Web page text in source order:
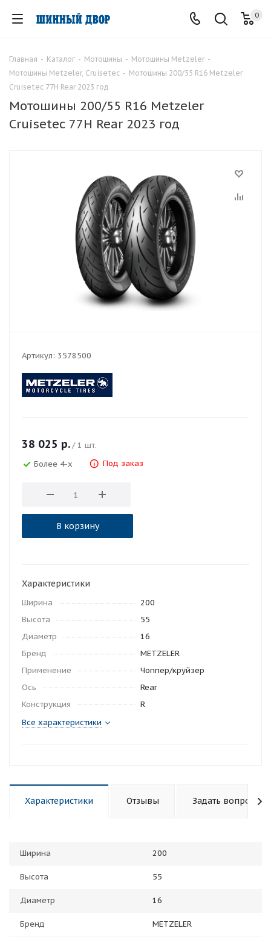
0
Главная - Каталог - Мотошины - Мотошины Metzeler -
Мотошины Metzeler, Cruisetec - Мотошины 200/55 R16 Metzeler
Cruisetec 77H Rear 2023 год
Мотошины 200/55 R16 Metzeler
Cruisetec 77H Rear 2023 год
Артикул: 3578500
38 025 р./ 1 шт.
Более 4-х
Под заказ
В корзину
Характеристики
Ширина
200
Высота
55
Диаметр
16
Бренд
METZELER
Применение
Чоппер/круйзер
Ось
Rear
Конструкция
R
Все характеристики
Характеристики Отзывы Задать вопрос
Ширина 200
Высота 55
Диаметр 16
Бренд METZELER